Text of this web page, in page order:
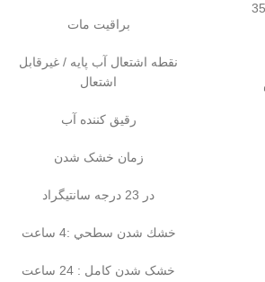
براقیت مات
نقطه اشتعال آب پایه / غیرقابل
اشتعال
رقیق کننده آب
زمان خشک شدن
در 23 درجه سانتيگراد
خشك شدن سطحي :4 ساعت
خشک شدن کامل : 24 ساعت